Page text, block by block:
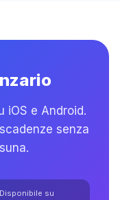
iOS e Android.
senza
Disponibile su